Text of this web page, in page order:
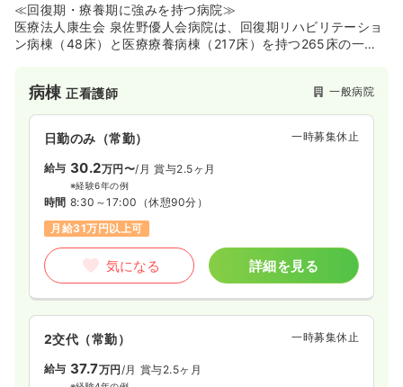
≪回復期・療養期に強みを持つ病院≫
医療法人康生会 泉佐野優人会病院は、回復期リハビリテーショ
ン病棟（48床）と医療療養病棟（217床）を持つ265床の一般
海本線「井原里駅」から徒歩10分とアクセスも良好で、車通勤
も可能です。福利厚生として職員食堂（管理栄養士監修）や福
利厚生サービス「福利厚生倶楽部」も完備しており、働くスタ
ッフの生活もサポートしています。
病棟正看護師 一般病院
日勤のみ（常勤） 一時募集休止
給与 30.2万円〜/月 賞与2.5ヶ月
※経験6年の例
時間 8:30～17:00 （休憩90分）
月給31万円以上可
気になる 詳細を見る
2交代（常勤） 一時募集休止
給与 37.7万円/月 賞与2.5ヶ月